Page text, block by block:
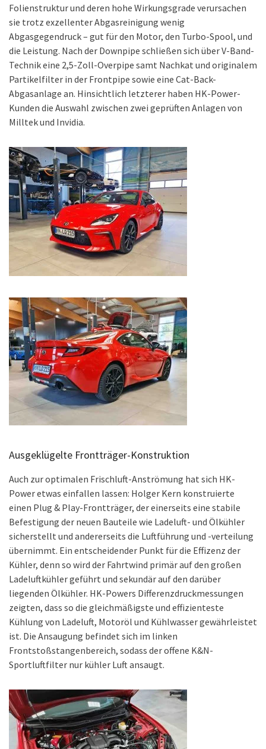
Folienstruktur und deren hohe Wirkungsgrade verursachen
sie trotz exzellenter Abgasreinigung wenig
Abgasgegendruck – gut für den Motor, den Turbo-Spool, und
die Leistung. Nach der Downpipe schließen sich über V-Band-
Technik eine 2,5-Zoll-Overpipe samt Nachkat und originalem
Partikelfilter in der Frontpipe sowie eine Cat-Back-
Abgasanlage an. Hinsichtlich letzterer haben HK-Power-
Kunden die Auswahl zwischen zwei geprüften Anlagen von
Milltek und Invidia.
Ausgeklügelte Frontträger-Konstruktion
Auch zur optimalen Frischluft-Anströmung hat sich HK-
Power etwas einfallen lassen: Holger Kern konstruierte
einen Plug & Play-Frontträger, der einerseits eine stabile
Befestigung der neuen Bauteile wie Ladeluft- und Ölkühler
sicherstellt und andererseits die Luftführung und -verteilung
übernimmt. Ein entscheidender Punkt für die Effizenz der
Kühler, denn so wird der Fahrtwind primär auf den großen
Ladeluftkühler geführt und sekundär auf den darüber
liegenden Ölkühler. HK-Powers Differenzdruckmessungen
zeigten, dass so die gleichmäßigste und effizienteste
Kühlung von Ladeluft, Motoröl und Kühlwasser gewährleistet
ist. Die Ansaugung befindet sich im linken
Frontstoßstangenbereich, sodass der offene K&N-
Sportluftfilter nur kühler Luft ansaugt.